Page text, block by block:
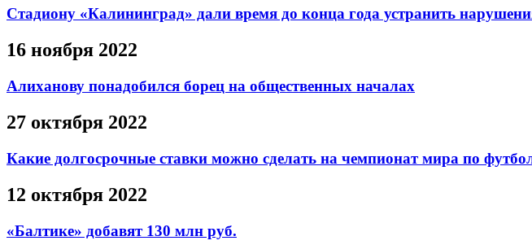
Стадиону «Калининград» дали время до конца года устранить
16 ноября 2022
Алиханову понадобился борец на общественных началах
27 октября 2022
Какие долгосрочные ставки можно сделать на чемпионат мира по
12 октября 2022
«Балтике» добавят 130 млн руб.